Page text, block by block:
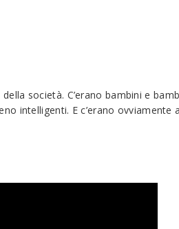
società. C’erano bambini e
intelligenti. E c’erano ovviamente